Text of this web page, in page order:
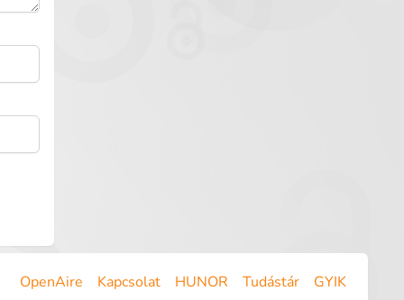
OpenAire Kapcsolat HUNOR Tudástár GYIK